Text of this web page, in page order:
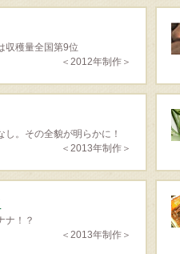
収穫量全国第9位
＜2012年制作＞
。その全貌が明らかに！
＜2013年制作＞
ナ！？
＜2013年制作＞